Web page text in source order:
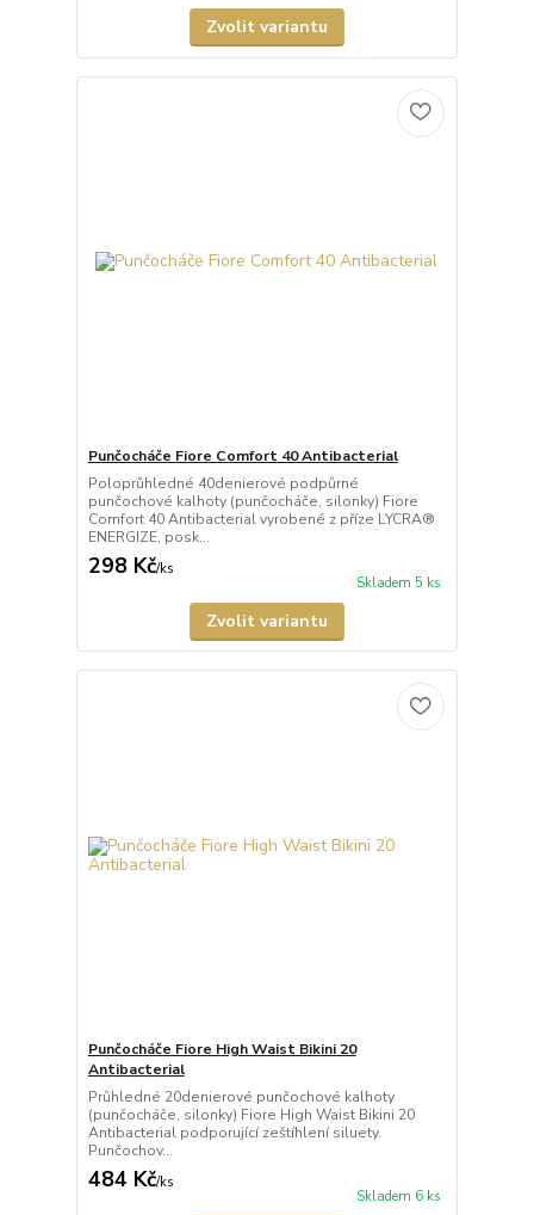
Zvolit variantu
Punčocháče Fiore Comfort 40 Antibacterial
Poloprůhledné 40denierové podpůrné
punčochové kalhoty (punčocháče, silonky) Fiore
Comfort 40 Antibacterial vyrobené z příze LYCRA®
ENERGIZE, posk...
298 Kč/ks
Skladem 5 ks
Zvolit variantu
Punčocháče Fiore High Waist Bikini 20
Antibacterial
Průhledné 20denierové punčochové kalhoty
(punčocháče, silonky) Fiore High Waist Bikini 20
Antibacterial podporující zeštíhlení siluety.
Punčochov...
484 Kč/ks
Skladem 6 ks